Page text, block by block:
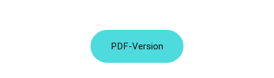
PDF-Version